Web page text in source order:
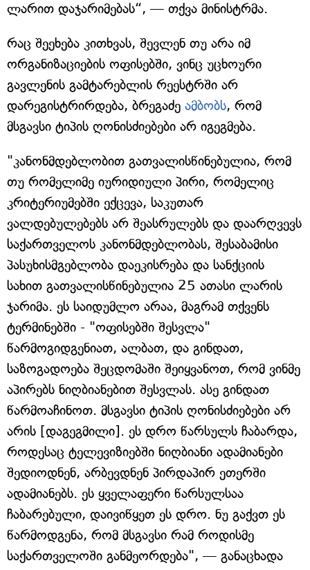
ლარით დაჯარიმებას“, — თქვა მინისტრმა.
რაც შეეხება კითხვას, შევლენ თუ არა იმ
ორგანიზაციების ოფისებში, ვინც უცხოური
გავლენის გამტარებლის რეესტრში არ
დარეგისტრირდება, ბრეგაძე ამბობს, რომ
მსგავსი ტიპის ღონისძიებები არ იგეგმება.
"კანონმდებლობით გათვალისწინებულია, რომ
თუ რომელიმე იურიდიული პირი, რომელიც
კრიტერიუმებში ექცევა, საკუთარ
ვალდებულებებს არ შეასრულებს და დაარღვევს
საქართველოს კანონმდებლობას, შესაბამისი
პასუხისმგებლობა დაეკისრება და სანქციის
სახით გათვალისწინებულია 25 ათასი ლარის
ჯარიმა. ეს საიდუმლო არაა, მაგრამ თქვენს
ტერმინებში - "ოფისებში შესვლა"
წარმოგიდგენიათ, ალბათ, და გინდათ,
საზოგადოება შეცდომაში შეიყვანოთ, რომ ვინმე
აპირებს ნიღბიანებით შესვლას. ასე გინდათ
წარმოაჩინოთ. მსგავსი ტიპის ღონისძიებები არ
არის [დაგეგმილი]. ეს დრო წარსულს ჩაბარდა,
როდესაც ტელევიზიებში ნიღბიანი ადამიანები
შედიოდნენ, არბევდნენ პირდაპირ ეთერში
ადამიანებს. ეს ყველაფერი წარსულსაა
ჩაბარებული, დაივიწყეთ ეს დრო. ნუ გაქვთ ეს
წარმოდგენა, რომ მსგავსი რამ როდისმე
საქართველოში განმეორდება", — განაცხადა